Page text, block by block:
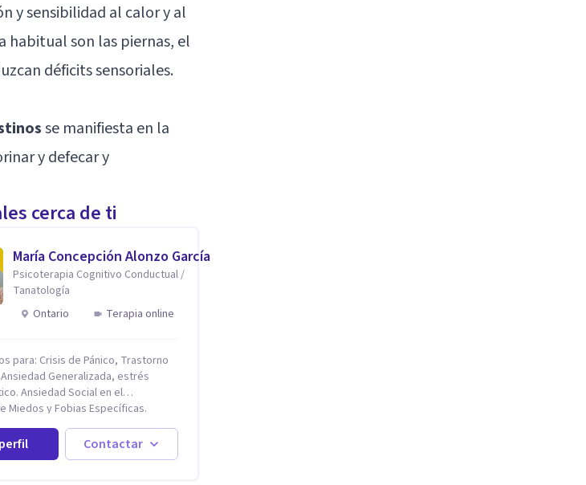
y sensibilidad al calor y al
habitual son las piernas, el
déficits sensoriales.
se manifiesta en la
y defecar y
cerca de ti
María Concepción Alonzo García
Psicoterapia Cognitivo Conductual /
Tanatología
Ontario
Terapia online
para: Crisis de Pánico, Trastorno
Generalizada, estrés
Ansiedad Social en el
Miedos y Fobias Específicas.
la conducta alimentaria (Anorexia
conductas no deseadas.
conductas obsesivas,
Contactar